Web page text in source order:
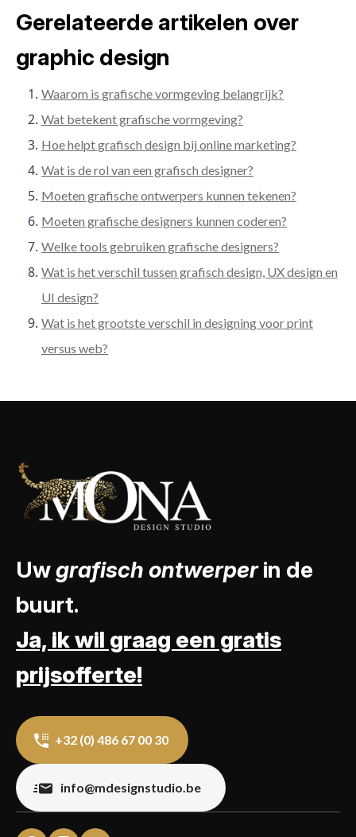
Gerelateerde artikelen over
graphic design
Waarom is grafische vormgeving belangrijk?
Wat betekent grafische vormgeving?
Hoe helpt grafisch design bij online marketing?
Wat is de rol van een grafisch designer?
Moeten grafische ontwerpers kunnen tekenen?
Moeten grafische designers kunnen coderen?
Welke tools gebruiken grafische designers?
Wat is het verschil tussen grafisch design, UX design en
UI design?
Wat is het grootste verschil in designing voor print
versus web?
Uwgrafisch ontwerperin de
buurt.
Ja, ik wil graag een gratis
prijsofferte!
+32 (0) 486 67 00 30
info@mdesignstudio.be